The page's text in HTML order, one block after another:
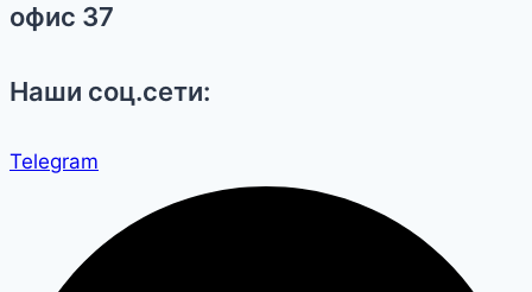
офис 37
Наши соц.сети:
Telegram